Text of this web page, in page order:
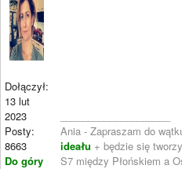
Dołączył:
13 lut
2023
Posty:
8663
Do góry
Ania - Zapraszam do
ideału + będzie się
S7 między Płońskiem a